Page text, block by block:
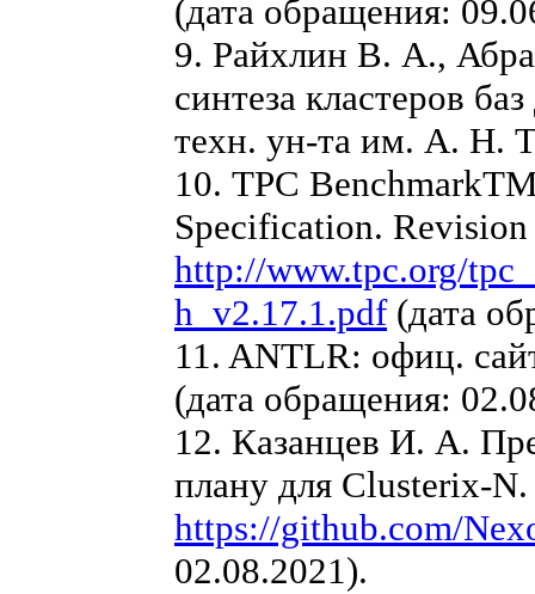
(дата обращения:
9. Райхлин В. А.,
синтеза кластеров
техн. ун-та им. А. Н.
10. TPC
Specification.
http://www.tpc.org/
h_v2.17.1.pdf(дата
11. ANTLR: офиц.
(дата обращения:
12. Казанцев И. А.
плану для Clusterix-
https://github.com/
02.08.2021).